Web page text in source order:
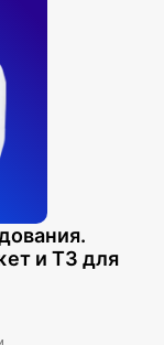
и ТЗ для